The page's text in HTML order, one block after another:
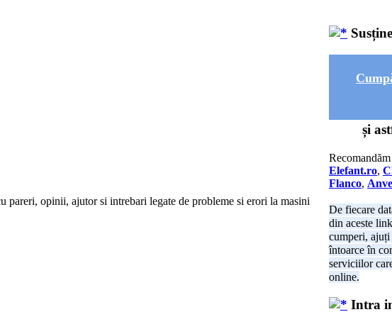
pareri, opinii, ajutor si intrebari legate de probleme si erori la masini
și
Recomandăm
Elefant.ro,
Flanco,
De fiecare
din aceste
cumperi,
întoarce în
serviciilor
online.
Intra